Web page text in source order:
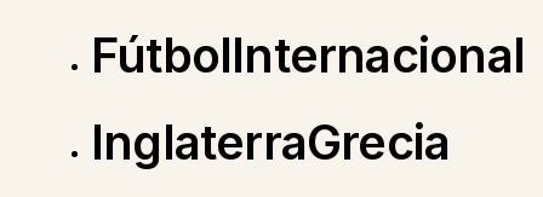
FútbolInternacional
InglaterraGrecia